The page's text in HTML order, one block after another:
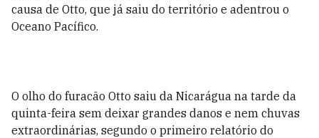
causa de Otto, que já saiu do território e adentrou o
Oceano Pacífico.
O olho do furacão Otto saiu da Nicarágua na tarde da
quinta-feira sem deixar grandes danos e nem chuvas
extraordinárias, segundo o primeiro relatório do